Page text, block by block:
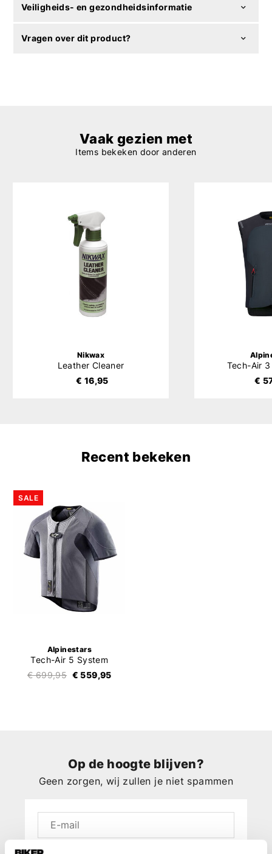
Veiligheids- en gezondheidsinformatie
Vragen over dit product?
Vaak gezien met
Items bekeken door anderen
Nikwax
Leather Cleaner
€ 16,95
Tech-Air
€
Recent bekeken
SALE
Alpinestars
Tech-Air 5 System
€ 699,95 € 559,95
Op de hoogte blijven?
Geen zorgen, wij zullen je niet spammen